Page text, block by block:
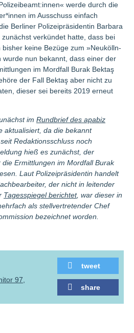
werde durch die
im Ausschuss einfach
Berliner Polizeipräsidentin Barbara
verkündet hatte, dass bei
keine Bezüge zum »Neukölln-
wurde nun bekannt, dass einer der
im Mordfall Burak Bektaş
der Fall Bektaş aber nicht zu
dieser sei bereits 2019 erneut
im Rundbrief des apabiz
aktualisiert, da die bekannt
Redaktionsschluss noch
hieß es zunächst, der
Ermittlungen im Mordfall Burak
Laut Polizeipräsidentin handelt
der nicht in leitender
Tagesspiegel berichtet, war dieser in
als stellvertretender Chef
bezeichnet worden.
tweet
share
97